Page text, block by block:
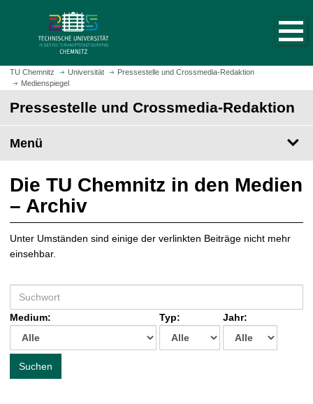
m
H
t
s
i
e
a
u
f
r
u
f
e
TU Chemnitz Universität
Pressestelle und Crossmedia-Redaktion
Medienspiegel
Pressestelle und Crossmedia-Redaktion
Menü
Die TU Chemnitz in den Medien
– Archiv
Unter Umständen sind einige der verlinkten Beiträge nicht mehr
einsehbar.
u
c
e
Medium: Typ: Jahr:
Suchen